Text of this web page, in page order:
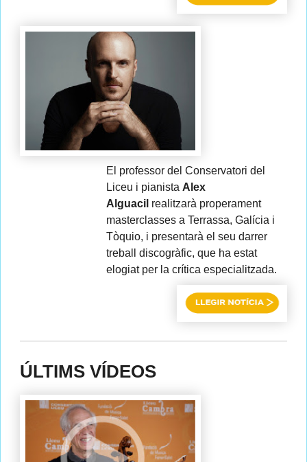
El professor del Conservatori del
Liceu i pianista Alex
Alguacil realitzarà properament
masterclasses a Terrassa, Galícia i
Tòquio, i presentarà el seu darrer
treball discogràfic, que ha estat
elogiat per la crítica especialitzada.
ÚLTIMS VÍDEOS